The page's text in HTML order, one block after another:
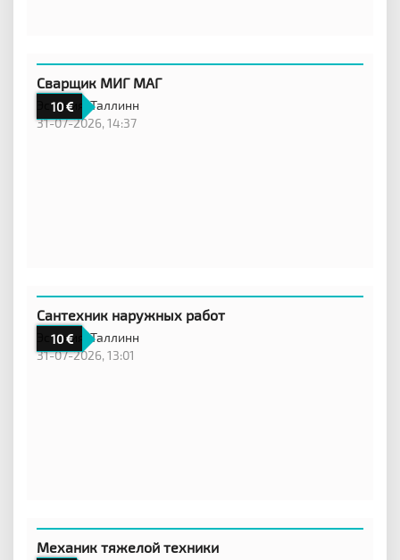
10
Сварщик МИГ МАГ
Эстония,Таллинн
31-07-2026, 14:37
10
Сантехник наружных работ
Эстония,Таллинн
31-07-2026, 13:01
Механик тяжелой техники